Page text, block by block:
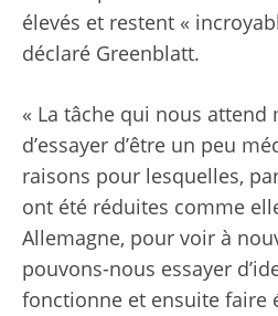
élevés et restent «
déclaré Greenblatt.
« La tâche qui nous attend
d’essayer d’être un peu
raisons pour lesquelles,
ont été réduites comme
Allemagne, pour voir à
pouvons-nous essayer
fonctionne et ensuite faire